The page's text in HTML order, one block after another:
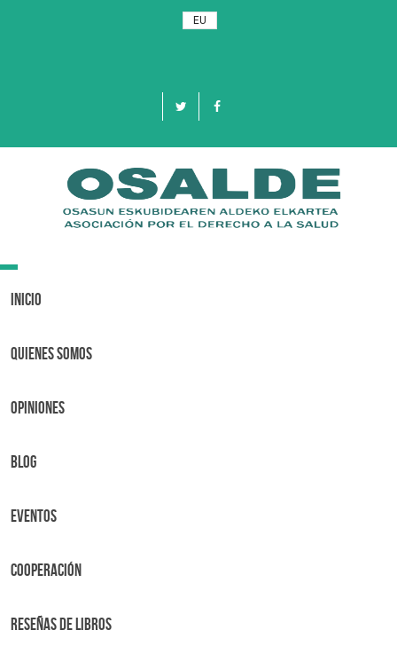
EU
Toggle
Inicio
Quienes Somos
OPINIONES
BLOG
Eventos
Cooperación
Reseñas de libros